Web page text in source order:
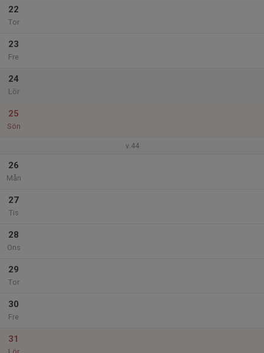
22
Tor
23
Fre
24
Lör
25
Sön
v.44
26
Mån
27
Tis
28
Ons
29
Tor
30
Fre
31